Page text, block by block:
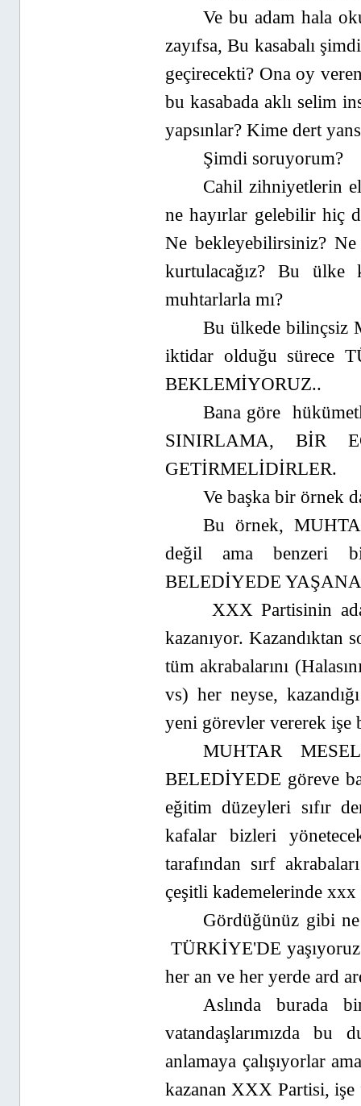
Ve bu adam hala
zayıfsa, Bu kasabalı
geçirecekti? Ona oy
bu kasabada aklı selim
yapsınlar? Kime dert
Şimdi soruyorum?
Cahil zihniyetlerin
ne hayırlar gelebilir hiç
Ne bekleyebilirsiniz?
kurtulacağız? Bu ülke
muhtarlarla mı?
Bu ülkede
iktidar olduğu sürece
BEKLEMİYORUZ..
Bana göre
SINIRLAMA, BİR
GETİRMELİDİRLER.
Ve başka bir örnek
Bu örnek,
değil ama benzeri
BELEDİYEDE
XXX Partisinin
kazanıyor. Kazandıktan
tüm akrabalarını
vs) her neyse,
yeni görevler vererek işe
MUHTAR
BELEDİYEDE göreve
eğitim düzeyleri sıfır
kafalar bizleri
tarafından sırf
çeşitli kademelerinde
Gördüğünüz gibi
TÜRKİYE'DE yaşıyoruz
her an ve her yerde ard
Aslında burada
vatandaşlarımızda bu
anlamaya çalışıyorlar
kazanan XXX Partisi,